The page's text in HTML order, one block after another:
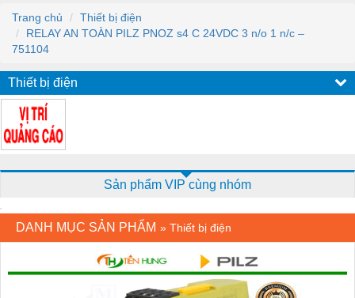
Trang chủ
Thiết bị điện
RELAY AN TOÀN PILZ PNOZ s4 C 24VDC 3 n/o 1 n/c –
751104
Thiết bị điện
Sản phẩm VIP cùng nhóm
DANH MỤC SẢN PHẨM » Thiết bị điện